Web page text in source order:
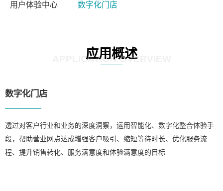
用户体验中心 数字化门店
应用概述
APPLICATION OVERVIEW
数字化门店
透过对客户行业和业务的深度洞察，运用智能化、数字化整合体验手
段，帮助营业网点达成增强客户吸引、缩短等待时长、优化服务流
程、提升销售转化、服务满意度和体验满意度的目标